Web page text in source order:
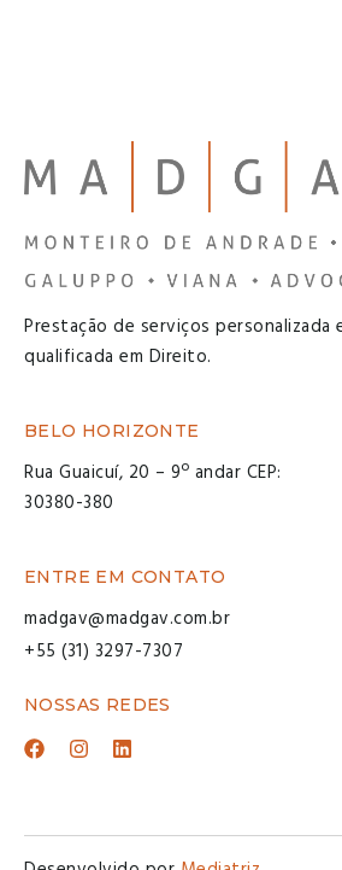
Prestação de serviços personalizada
qualificada em Direito.
BELO HORIZONTE
Rua Guaicuí, 20 – 9º andar CEP:
30380-380
ENTRE EM CONTATO
madgav@madgav.com.br
+55 (31) 3297-7307
NOSSAS REDES